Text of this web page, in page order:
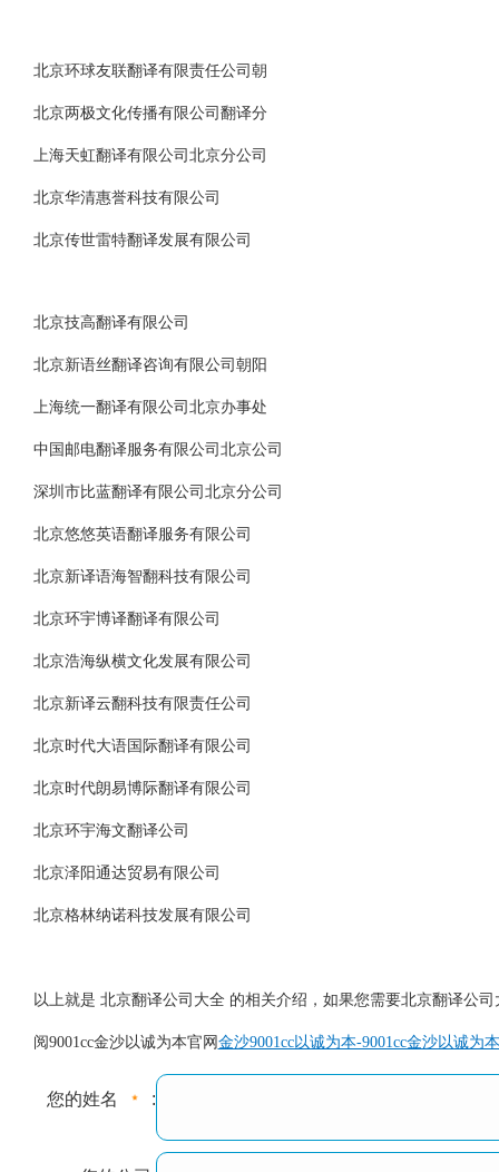
北京环球友联翻译有限责任公司朝
北京两极文化传播有限公司翻译分
上海天虹翻译有限公司北京分公司
北京华清惠誉科技有限公司
北京传世雷特翻译发展有限公司
北京技高翻译有限公司
北京新语丝翻译咨询有限公司朝阳
上海统一翻译有限公司北京办事处
中国邮电翻译服务有限公司北京公司
深圳市比蓝翻译有限公司北京分公司
北京悠悠英语翻译服务有限公司
北京新译语海智翻科技有限公司
北京环宇博译翻译有限公司
北京浩海纵横文化发展有限公司
北京新译云翻科技有限责任公司
北京时代大语国际翻译有限公司
北京时代朗易博际翻译有限公司
北京环宇海文翻译公司
北京泽阳通达贸易有限公司
北京格林纳诺科技发展有限公司
以上就是 北京翻译公司大全 的相关介绍，如果您需要北京翻译公
阅9001cc金沙以诚为本官网 金沙9001cc以诚为本-9001cc金沙以诚为本
您的姓名 :